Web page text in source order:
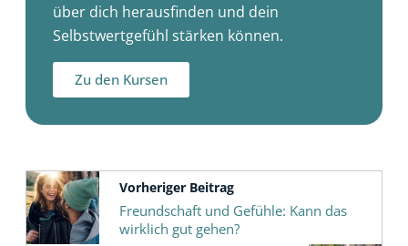
über dich herausfinden und dein
Selbstwertgefühl stärken können.
Zu den Kursen
Vorheriger Beitrag
Freundschaft und Gefühle: Kann das
wirklich gut gehen?